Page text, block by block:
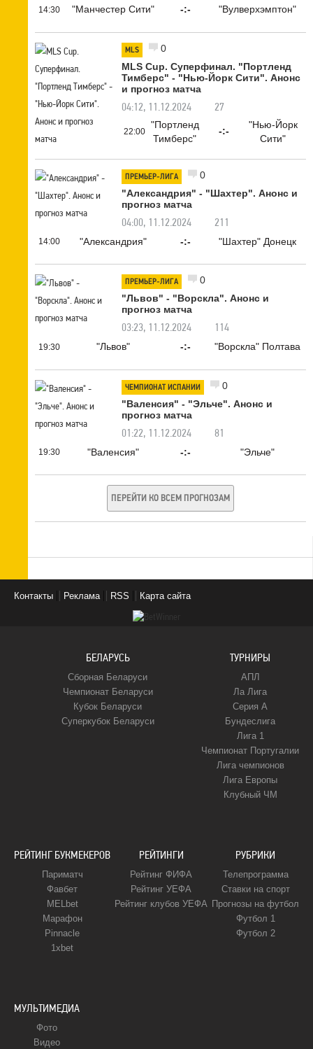
14:30 "Манчестер Сити" -:- "Вулверхэмптон"
MLS
0
MLS Cup. Суперфинал. "Портленд
Тимберс" - "Нью-Йорк Сити". Анонс
и прогноз матча
04:12, 11.12.2024 27
22:00
"Портленд
Тимберс"
-:-
"Нью-Йорк
Сити"
ПРЕМЬЕР-ЛИГА
0
"Александрия" - "Шахтер". Анонс и
прогноз матча
04:00, 11.12.2024 211
14:00 "Александрия" -:- "Шахтер" Донецк
ПРЕМЬЕР-ЛИГА
0
"Львов" - "Ворскла". Анонс и
прогноз матча
03:23, 11.12.2024 114
19:30 "Львов" -:- "Ворскла" Полтава
ЧЕМПИОНАТ ИСПАНИИ
0
"Валенсия" - "Эльче". Анонс и
прогноз матча
01:22, 11.12.2024 81
19:30 "Валенсия" -:- "Эльче"
ПЕРЕЙТИ КО ВСЕМ ПРОГНОЗАМ
Контакты Реклама RSS Карта сайта
БЕЛАРУСЬ
Сборная Беларуси
Чемпионат Беларуси
Кубок Беларуси
Суперкубок Беларуси
ТУРНИРЫ
АПЛ
Ла Лига
Серия А
Бундеслига
Лига 1
Чемпионат Португалии
Лига чемпионов
Лига Европы
Клубный ЧМ
РЕЙТИНГ БУКМЕКЕРОВ
Париматч
Фавбет
MELbet
Марафон
Pinnacle
1xbet
РЕЙТИНГИ
Рейтинг ФИФА
Рейтинг УЕФА
Рейтинг клубов УЕФА
РУБРИКИ
Телепрограмма
Ставки на спорт
Прогнозы на футбол
Футбол 1
Футбол 2
МУЛЬТИМЕДИА
Фото
Видео